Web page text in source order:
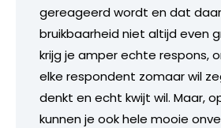
gereageerd wordt en dat
bruikbaarheid niet altijd even
krijg je amper echte respons,
elke respondent zomaar wil
denkt en echt kwijt wil. Maar,
kunnen je ook hele mooie